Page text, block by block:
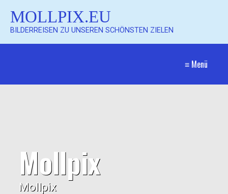
MOLLPIX.EU
BILDERREISEN ZU UNSEREN SCHÖNSTEN ZIELEN
≡ Menü
Mollpix
Mollpix